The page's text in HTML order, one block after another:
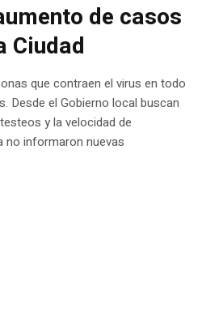
de casos
Ciudad
que contraen el virus en todo
Desde el Gobierno local buscan
y la velocidad de
no informaron nuevas